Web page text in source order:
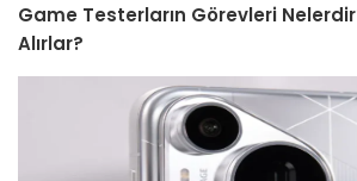
Game Testerların Görevleri
Alırlar?